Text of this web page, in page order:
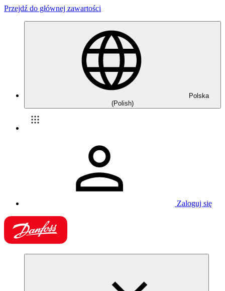
Przejdź do głównej zawartości
Polska
(Polish)
Zaloguj się